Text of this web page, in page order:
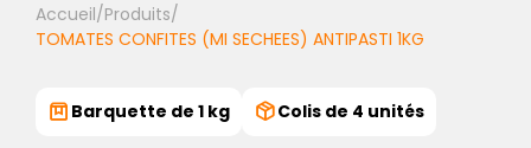
Accueil/Produits/
TOMATES CONFITES (MI SECHEES) ANTIPASTI 1KG
Barquette de 1 kg Colis de 4 unités